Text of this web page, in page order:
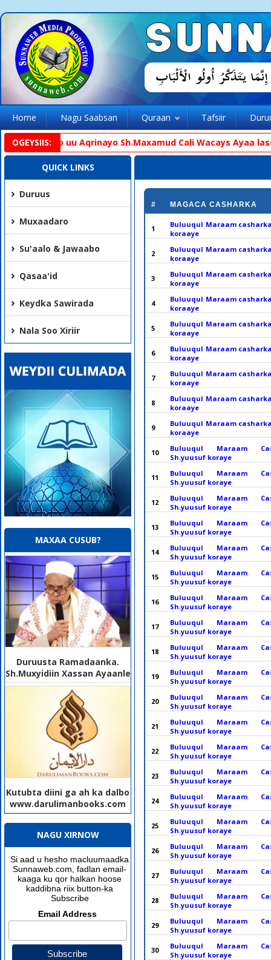
Home Nagu Saabsan Quraan Tafsiir
OGEYSIIS:oo uu Aqrinayo Sh.Maxamud Cali Wacays Ayaa
QUICK LINKS
Duruus
Muxaadaro
Su'aalo & Jawaabo
Qasaa'id
Keydka Sawirada
Nala Soo Xiriir
MAXAA CUSUB?
Duruusta Ramadaanka.
Sh.Muxyidiin Xassan Ayaanle
Kutubta diini ga ah ka dalbo
www.darulimanbooks.com
NAGU XIRNOW
Si aad u hesho macluumaadka
Sunnaweb.com, fadlan email-
kaaga ku qor halkan hoose
kaddibna riix button-ka
Subscribe
Email Address
# MAGACA CASHARKA
1
Buluuqul Maraam
koraaye
2
Buluuqul Maraam
koraaye
3
Buluuqul Maraam
koraaye
4
Buluuqul Maraam
koraaye
5
Buluuqul Maraam
koraaye
6
Buluuqul Maraam
koraaye
7
Buluuqul Maraam
koraaye
8
Buluuqul Maraam
koraaye
9
Buluuqul Maraam
koraaye
10
Buluuqul Maraam
Sh.yuusuf koraye
11
Buluuqul Maraam
Sh.yuusuf koraye
12
Buluuqul Maraam
Sh.yuusuf koraye
13
Buluuqul Maraam
Sh.yuusuf koraye
14
Buluuqul Maraam
Sh.yuusuf koraye
15
Buluuqul Maraam
Sh.yuusuf koraye
16
Buluuqul Maraam
Sh.yuusuf koraye
17
Buluuqul Maraam
Sh.yuusuf koraye
18
Buluuqul Maraam
Sh.yuusuf koraye
19
Buluuqul Maraam
Sh.yuusuf koraye
20
Buluuqul Maraam
Sh.yuusuf koraye
21
Buluuqul Maraam
Sh.yuusuf koraye
22
Buluuqul Maraam
Sh.yuusuf koraye
23
Buluuqul Maraam
Sh.yuusuf koraye
24
Buluuqul Maraam
Sh.yuusuf koraye
25
Buluuqul Maraam
Sh.yuusuf koraye
26
Buluuqul Maraam
Sh.yuusuf koraye
27
Buluuqul Maraam
Sh.yuusuf koraye
28
Buluuqul Maraam
Sh.yuusuf koraye
29
Buluuqul Maraam
Sh.yuusuf koraye
30
Buluuqul Maraam
Sh.yuusuf koraye